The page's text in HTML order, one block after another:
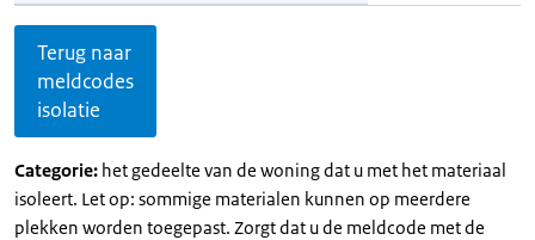
Terug naar
meldcodes
isolatie
Categorie: het gedeelte van de woning dat u met het materiaal
isoleert. Let op: sommige materialen kunnen op meerdere
plekken worden toegepast. Zorgt dat u de meldcode met de